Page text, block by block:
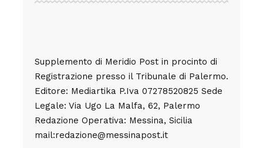
Supplemento di Meridio Post in procinto di
Registrazione presso il Tribunale di Palermo.
Editore: Mediartika P.Iva 07278520825 Sede
Legale: Via Ugo La Malfa, 62, Palermo
Redazione Operativa: Messina, Sicilia
mail:redazione@messinapost.it